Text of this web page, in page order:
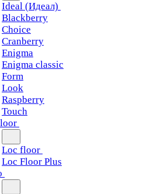
Ideal (Идеал)
Blackberry
Choice
Cranberry
Enigma
Enigma classic
Form
Look
Raspberry
Touch
Loc floor
Loc Floor Plus